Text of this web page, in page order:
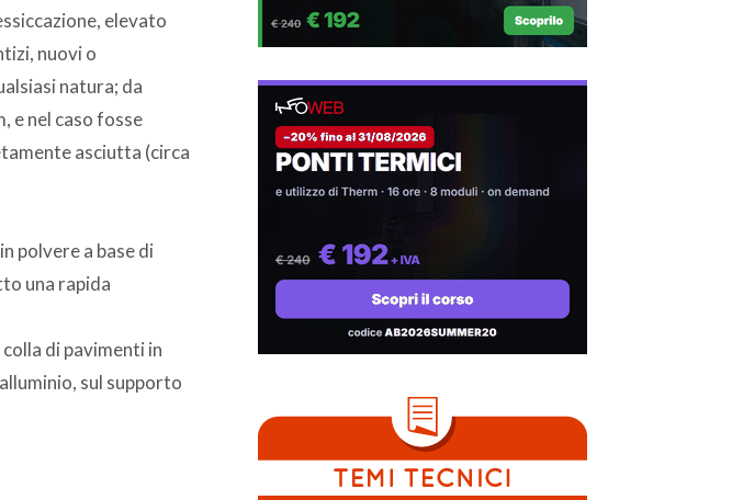
elevato
nuovi o
natura; da
e nel caso fosse
asciutta (circa
polvere a base di
una rapida
di pavimenti in
sul supporto